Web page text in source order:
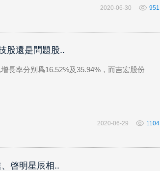
951
2020-06-30
股還是問題股..
長率分别爲16.52%及35.94%，而吉宏股份
1104
2020-06-29
啓明星辰相..